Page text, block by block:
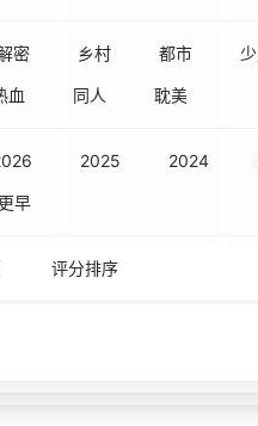
密 乡村 都市
血 同人 耽美
2025 2024
更早
评分排序